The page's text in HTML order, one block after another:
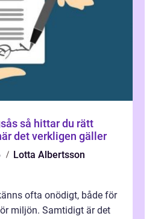
rätt
det verkligen gäller
Lotta Albertsson
ofta onödigt, både för
miljön. Samtidigt är det